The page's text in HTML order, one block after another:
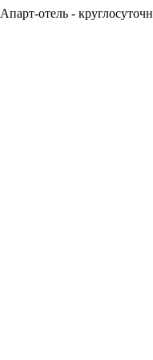
Апарт-отель -